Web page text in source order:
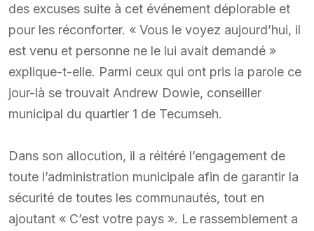
des excuses suite à cet événement déplorable et
pour les réconforter. « Vous le voyez aujourd’hui, il
est venu et personne ne le lui avait demandé »
explique-t-elle. Parmi ceux qui ont pris la parole ce
jour-là se trouvait Andrew Dowie, conseiller
municipal du quartier 1 de Tecumseh.
Dans son allocution, il a réitéré l’engagement de
toute l’administration municipale afin de garantir la
sécurité de toutes les communautés, tout en
ajoutant « C’est votre pays ». Le rassemblement a